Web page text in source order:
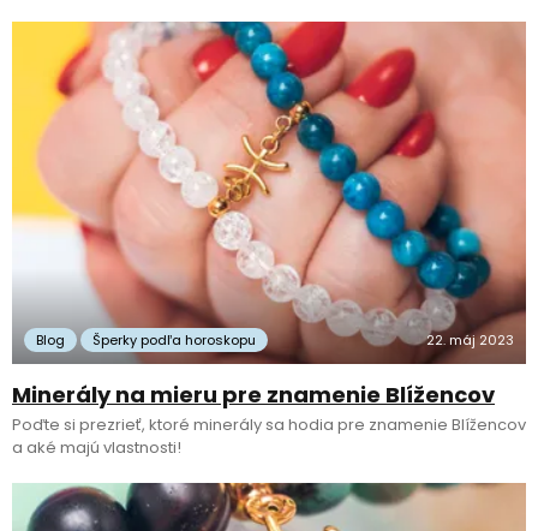
Blog Šperky podľa horoskopu 22. máj 2023
Minerály na mieru pre znamenie Blížencov
Poďte si prezrieť, ktoré minerály sa hodia pre znamenie Blížencov
a aké majú vlastnosti!